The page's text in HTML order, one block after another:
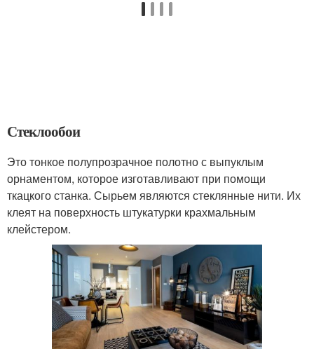
Стеклообои
Это тонкое полупрозрачное полотно с выпуклым
орнаментом, которое изготавливают при помощи
ткацкого станка. Сырьем являются стеклянные нити. Их
клеят на поверхность штукатурки крахмальным
клейстером.